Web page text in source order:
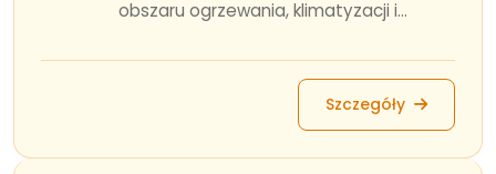
obszaru ogrzewania, klimatyzacji i...
Szczegóły